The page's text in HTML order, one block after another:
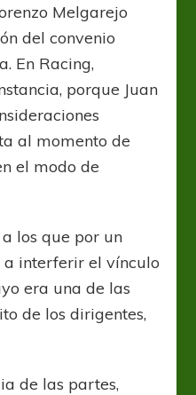
Melgarejo
del convenio
En Racing,
porque Juan
al momento de
el modo de
los que por un
a interferir el vínculo
era una de las
de los dirigentes,
de las partes,